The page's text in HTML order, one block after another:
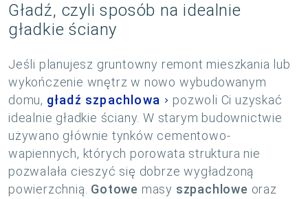
Gładź, czyli sposób na idealnie
gładkie ściany
Jeśli planujesz gruntowny remont mieszkania lub
wykończenie wnętrz w nowo wybudowanym
domu, gładź szpachlowa
pozwoli Ci uzyskać
idealnie gładkie ściany. W starym budownictwie
używano głównie tynków cementowo-
wapiennych, których porowata struktura nie
pozwalała cieszyć się dobrze wygładzoną
powierzchnią. Gotowe masy szpachlowe oraz